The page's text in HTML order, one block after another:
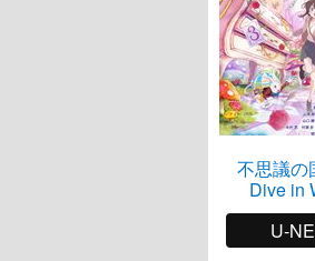
不思議の
Dive in
U-